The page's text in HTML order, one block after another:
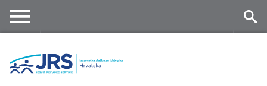
content